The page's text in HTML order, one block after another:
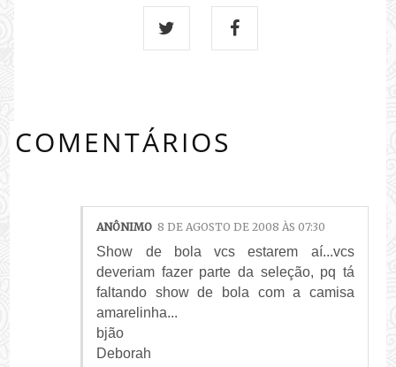
COMENTÁRIOS
ANÔNIMO 8 DE AGOSTO DE 2008 ÀS 07:30
Show de bola vcs estarem aí...vcs
deveriam fazer parte da seleção, pq tá
faltando show de bola com a camisa
amarelinha...
bjão
Deborah